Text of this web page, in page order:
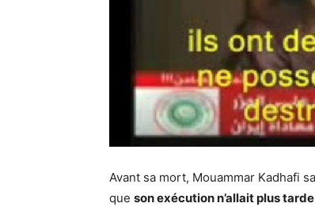
Avant sa mort, Mouammar Kadhafi
que son exécution n’allait plus tarde